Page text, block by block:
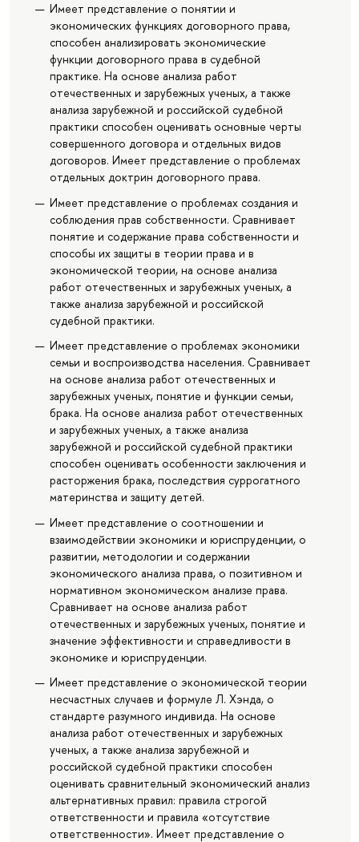
Имеет представление о понятии и
экономических функциях договорного права,
способен анализировать экономические
функции договорного права в судебной
практике. На основе анализа работ
отечественных и зарубежных ученых, а также
анализа зарубежной и российской судебной
практики способен оценивать основные черты
совершенного договора и отдельных видов
договоров. Имеет представление о проблемах
отдельных доктрин договорного права.
Имеет представление о проблемах создания и
соблюдения прав собственности. Сравнивает
понятие и содержание права собственности и
способы их защиты в теории права и в
экономической теории, на основе анализа
работ отечественных и зарубежных ученых, а
также анализа зарубежной и российской
судебной практики.
Имеет представление о проблемах экономики
семьи и воспроизводства населения. Сравнивает
на основе анализа работ отечественных и
зарубежных ученых, понятие и функции семьи,
брака. На основе анализа работ отечественных
и зарубежных ученых, а также анализа
зарубежной и российской судебной практики
способен оценивать особенности заключения и
расторжения брака, последствия суррогатного
материнства и защиту детей.
Имеет представление о соотношении и
взаимодействии экономики и юриспруденции, о
развитии, методологии и содержании
экономического анализа права, о позитивном и
нормативном экономическом анализе права.
Сравнивает на основе анализа работ
отечественных и зарубежных ученых, понятие и
значение эффективности и справедливости в
экономике и юриспруденции.
Имеет представление о экономической теории
несчастных случаев и формуле Л. Хэнда, о
стандарте разумного индивида. На основе
анализа работ отечественных и зарубежных
ученых, а также анализа зарубежной и
российской судебной практики способен
оценивать сравнительный экономический анализ
альтернативных правил: правила строгой
ответственности и правила «отсутствие
ответственности». Имеет представление о